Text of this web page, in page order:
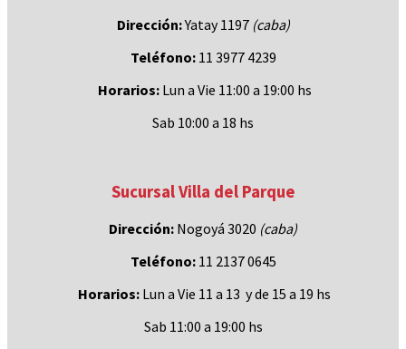
Dirección:Yatay 1197 (caba)
Teléfono:11 3977 4239
Horarios:Lun a Vie 11:00 a 19:00 hs
Sab 10:00 a 18 hs
Sucursal Villa del Parque
Dirección: Nogoyá 3020 (caba)
Teléfono:11 2137 0645
Horarios: Lun a Vie 11 a 13 y de 15 a 19 hs
Sab 11:00 a 19:00 hs